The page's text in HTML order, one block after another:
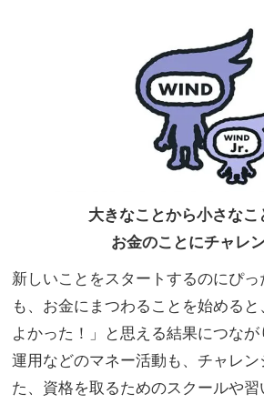
大きなことから小さなこ
お金のことにチャレ
新しいことをスタートするのにぴ
も、お金にまつわることを始める
よかった！」と思える結果につな
運用などのマネー活動も、チャレン
た、資格を取るためのスクールや